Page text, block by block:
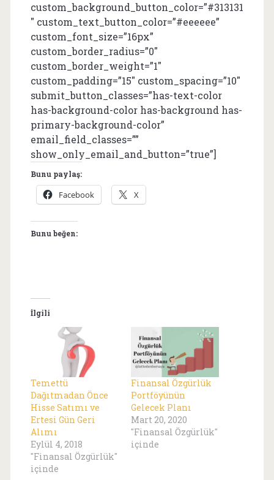
custom_background_button_color=”#313131
″ custom_text_button_color=”#eeeeee”
custom_font_size=”16px”
custom_border_radius=”0″
custom_border_weight=”1″
custom_padding=”15″ custom_spacing=”10″
submit_button_classes=”has-text-color
has-background-color has-background has-
primary-background-color”
email_field_classes=””
show_only_email_and_button=”true”]
Bunu paylaş:
Facebook X
Bunu beğen:
İlgili
Temettü
Dağıtmadan Önce
Hisse Satımı ve
Ertesi Gün Geri
Alımı
Eylül 4, 2018
"Finansal Özgürlük"
içinde
Finansal Özgürlük
Portföyünün
Gelecek Planı
Mart 20, 2020
"Finansal Özgürlük"
içinde